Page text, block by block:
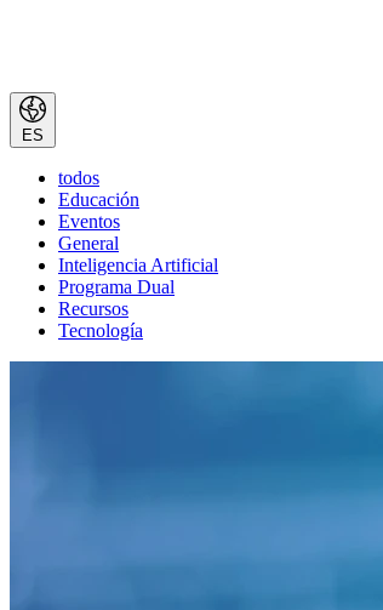
ES
todos
Educación
Eventos
General
Inteligencia Artificial
Programa Dual
Recursos
Tecnología